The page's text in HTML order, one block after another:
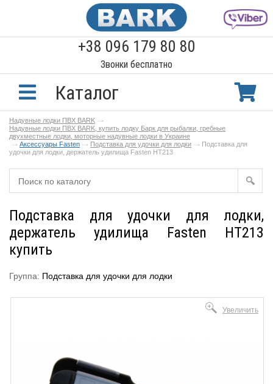
Надувные лодки ПВХ BARK
Надувные лодки ПВХ BARK, купить лодку Барк для рыбалки, гребные
двухместные лодки, моторные надувные лодки в Украине
Аксессуары Fasten
Подставка для удочки для лодки
Подставка для
удочки для лодки, держатель удилища Fasten HT213
Подставка для удочки для лодки,
держатель удилища Fasten HT213
купить
Группа: Подставка для удочки для лодки
Увеличить
+38 096 179 80 80
Звонки бесплатно
Каталог